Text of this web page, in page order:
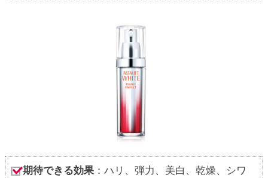
期待できる効果 ：ハリ、弾力、美白、乾燥、シワ